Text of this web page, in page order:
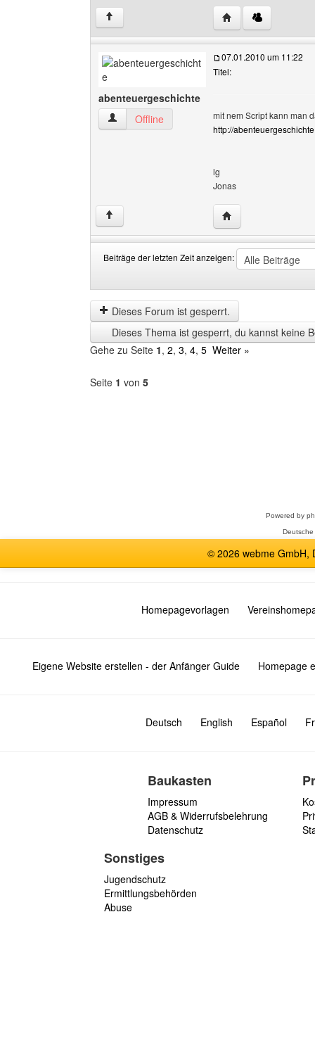
↑ Website dieses
abenteuergeschichte
abenteuergeschichte Benutzer-Profile
Offline
07.01.2010 um 11:22
Titel:
mit nem Script kann man
http://
lg
Jonas
↑ Website dieses
Beiträge der letzten Zeit anzeigen:
der
letzten
Zeit
anzeigen
by
Dieses Forum ist gesperrt.
Dieses Thema ist gesperrt, du kannst keine
Gehe zu Seite 1, 2, 3, 4, 5 Weiter »
Seite 1 von 5
Powered by
© 2026 webme GmbH,
Homepagevorlagen
Eigene Website erstellen - der Anfänger Guide Homepage
Deutsch English Español
Baukasten
Impressum
AGB & Widerrufsbelehrung
Datenschutz
Sonstiges
Jugendschutz
Ermittlungsbehörden
Abuse